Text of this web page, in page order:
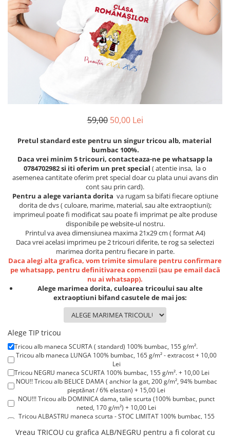
Cadouri barbati
Seturi cadou barbati
Seturi cadou barbati portofel si curea
Ceasuri pentru EL
Cadouri craciun barbati
Cadouri copii
Lenjerii de pat Disney
Cadouri craciun copii
Colectia Disney
Sticlă pentru apa Personalizată
Sepci personalizate
Seturi cadou pentru copii KID's Collection
Lenjerii de pat pentru copii
Cadouri Cuplu
Fashion
Pijamale de dama
Pijamale
WINTER Collection
Halate si pijamale Family
Incaltaminte
Seturi elegante femei
Umbrele
Etichete scolare
Sepci personalizate
Bannere personalizate scoli si gradinite
Caserole personalizate sandwich
Sticla de apa personalizata
Agende si caiete personalizate
59,00 50,00 Lei
Pretul standard este pentru un singur tricou alb, material
bumbac 100%.
Daca vrei minim 5 tricouri, contacteaza-ne pe whatsapp la
0784702982 si iti oferim un pret special ( atentie insa, la o
asemenea cantitate oferim pret special doar cu plata unui avans din
cont sau prin card).
Pentru a alege varianta dorita va rugam sa bifati fiecare optiune
dorita de dvs ( culoare, marime, material, sau alte extraoptiuni);
imprimeul poate fi modificat sau poate fi imprimat pe alte produse
disponibile pe website-ul nostru.
Printul va avea dimensiunea maxima 21x29 cm ( format A4)
Daca vrei acelasi imprimeu pe 2 tricouri diferite, te rog sa selectezi
marimea dorita pentru fiecare in parte.
Daca alegi alta grafica, vom trimite simulare pentru confirmare
pe whatsapp, pentru definitivarea comenzii (sau pe email dacă
nu ai whatsapp).
Alege marimea dorita, culoarea tricoului sau alte
extraoptiuni bifand casutele de mai jos:
Alege TIP tricou
Tricou alb maneca SCURTA ( standard) 100% bumbac, 155 g/m².
Tricou alb maneca LUNGA 100% bumbac, 165 g/m² - extracost + 10,00
Lei
Tricou NEGRU maneca SCURTA 100% bumbac, 155 g/m². + 10,00 Lei
NOU!! Tricou alb BELICE DAMA ( anchior la gat, 200 g/m², 94% bumbac
pieptănat / 6% elastan) + 15,00 Lei
NOU!!! Tricou alb DOMINICA dama, talie scurta (100% bumbac, punct
neted, 170 g/m²) + 10,00 Lei
Tricou ALBASTRU maneca scurta - STOC LIMITAT 100% bumbac, 155
Tricou ROSU maneca scurta 100% bumbac, 155 g/m². + 15,00 Lei
Vreau TRICOU cu grafica ALB/NEGRU pentru a fi colorat cu